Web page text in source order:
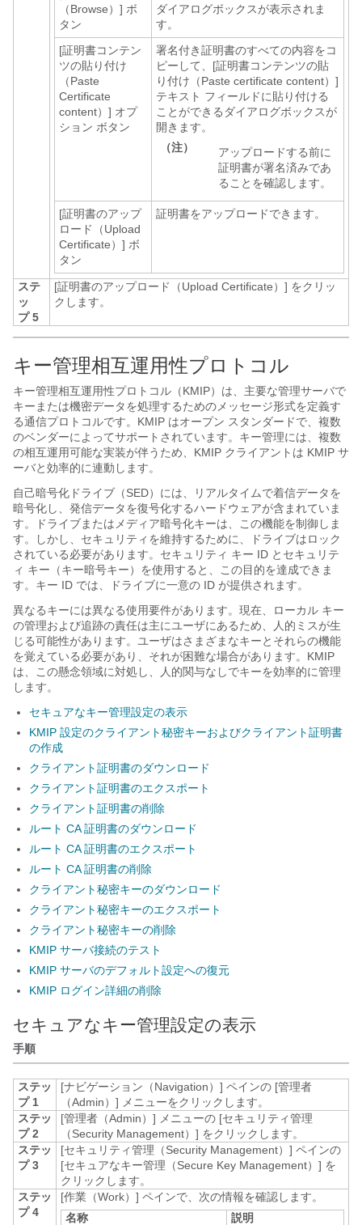
（Browse）] ボ
タン
ダイアログボックスが表示されま
す。
[証明書コンテン
ツの貼り付け
（Paste
Certificate
content）] オプ
ション ボタン
署名付き証明書のすべての内容をコ
ピーして、[証明書コンテンツの貼
り付け（Paste certificate content）]
テキスト フィールドに貼り付ける
ことができるダイアログボックスが
開きます。
（注）
アップロードする前に
証明書が署名済みであ
ることを確認します。
[証明書のアップ
ロード（Upload
Certificate）] ボ
タン
証明書をアップロードできます。
ステ
ッ
プ 5
[証明書のアップロード（Upload Certificate）] をクリッ
クします。
キー管理相互運用性プロトコル
キー管理相互運用性プロトコル（KMIP）は、主要な管理サーバで
キーまたは機密データを処理するためのメッセージ形式を定義す
る通信プロトコルです。KMIP はオープン スタンダードで、複数
のベンダーによってサポートされています。キー管理には、複数
の相互運用可能な実装が伴うため、KMIP クライアントは KMIP サ
ーバと効率的に連動します。
自己暗号化ドライブ（SED）には、リアルタイムで着信データを
暗号化し、発信データを復号化するハードウェアが含まれていま
す。ドライブまたはメディア暗号化キーは、この機能を制御しま
す。しかし、セキュリティを維持するために、ドライブはロック
されている必要があります。セキュリティ キー ID とセキュリテ
ィ キー（キー暗号キー）を使用すると、この目的を達成できま
す。キー ID では、ドライブに一意の ID が提供されます。
異なるキーには異なる使用要件があります。現在、ローカル キー
の管理および追跡の責任は主にユーザにあるため、人的ミスが生
じる可能性があります。ユーザはさまざまなキーとそれらの機能
を覚えている必要があり、それが困難な場合があります。KMIP
は、この懸念領域に対処し、人的関与なしでキーを効率的に管理
します。
セキュアなキー管理設定の表示
KMIP 設定のクライアント秘密キーおよびクライアント証明書
の作成
クライアント証明書のダウンロード
クライアント証明書のエクスポート
クライアント証明書の削除
ルート CA 証明書のダウンロード
ルート CA 証明書のエクスポート
ルート CA 証明書の削除
クライアント秘密キーのダウンロード
クライアント秘密キーのエクスポート
クライアント秘密キーの削除
KMIP サーバ接続のテスト
KMIP サーバのデフォルト設定への復元
KMIP ログイン詳細の削除
セキュアなキー管理設定の表示
手順
ステッ
プ 1
[ナビゲーション（Navigation）] ペインの [管理者
（Admin）] メニューをクリックします。
ステッ
プ 2
[管理者（Admin）] メニューの [セキュリティ管理
（Security Management）] をクリックします。
ステッ
プ 3
[セキュリティ管理（Security Management）] ペインの
[セキュアなキー管理（Secure Key Management）] を
クリックします。
ステッ
プ 4
[作業（Work）] ペインで、次の情報を確認します。
名称
説明